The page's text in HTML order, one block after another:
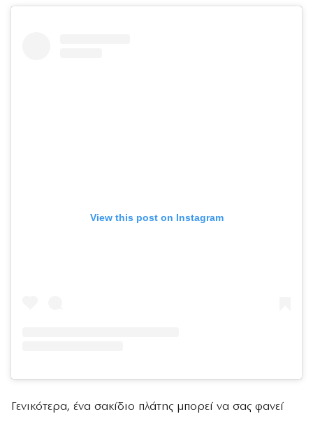
View this post on Instagram
Γενικότερα, ένα σακίδιο πλάτης μπορεί να σας φανεί